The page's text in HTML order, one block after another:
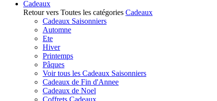
Cadeaux
Retour vers Toutes les catégories Cadeaux
Cadeaux Saisonniers
Automne
Ete
Hiver
Printemps
Pâques
Voir tous les Cadeaux Saisonniers
Cadeaux de Fin d'Annee
Cadeaux de Noel
Coffrets Cadeaux